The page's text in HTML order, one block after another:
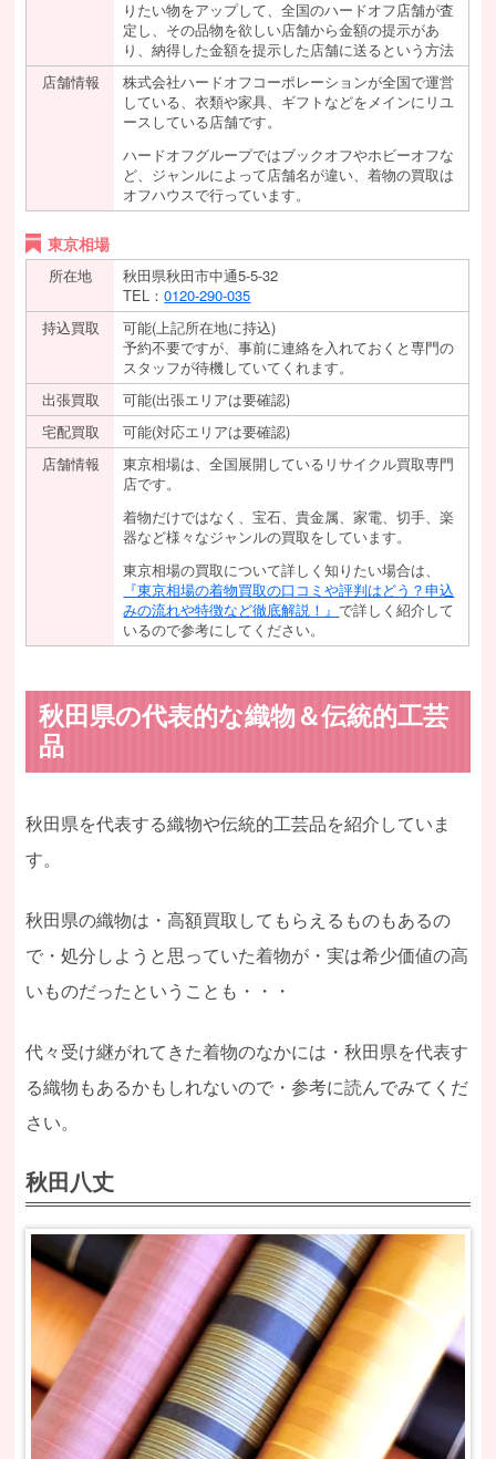
りたい物をアップして、全国のハードオフ店舗が査
定し、その品物を欲しい店舗から金額の提示があ
り、納得した金額を提示した店舗に送るという方法
店舗情報
株式会社ハードオフコーポレーションが全国で運営
している、衣類や家具、ギフトなどをメインにリユ
ースしている店舗です。
ハードオフグループではブックオフやホビーオフな
ど、ジャンルによって店舗名が違い、着物の買取は
オフハウスで行っています。
東京相場
所在地
秋田県秋田市中通5-5-32
TEL：0120-290-035
持込買取
可能(上記所在地に持込)
予約不要ですが、事前に連絡を入れておくと専門の
スタッフが待機していてくれます。
出張買取
可能(出張エリアは要確認)
宅配買取
可能(対応エリアは要確認)
店舗情報
東京相場は、全国展開しているリサイクル買取専門
店です。
着物だけではなく、宝石、貴金属、家電、切手、楽
器など様々なジャンルの買取をしています。
東京相場の買取について詳しく知りたい場合は、
『東京相場の着物買取の口コミや評判はどう？申込
みの流れや特徴など徹底解説！』で詳しく紹介して
いるので参考にしてください。
秋田県の代表的な織物＆伝統的工芸
品
秋田県を代表する織物や伝統的工芸品を紹介していま
す。
秋田県の織物は・高額買取してもらえるものもあるの
で・処分しようと思っていた着物が・実は希少価値の高
いものだったということも・・・
代々受け継がれてきた着物のなかには・秋田県を代表す
る織物もあるかもしれないので・参考に読んでみてくだ
さい。
秋田八丈